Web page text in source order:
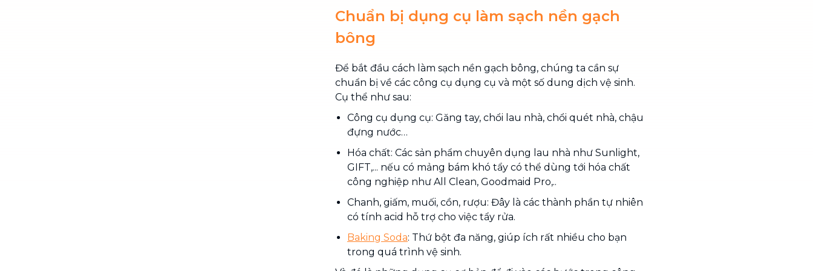
Chuẩn bị dụng cụ làm sạch nền gạch
bông
Để bắt đầu cách làm sạch nền gạch bông, chúng ta cần sự
chuẩn bị về các công cụ dụng cụ và một số dung dịch vệ sinh.
Cụ thể như sau:
Công cụ dụng cụ: Găng tay, chổi lau nhà, chổi quét nhà, chậu
đựng nước…
Hóa chất: Các sản phẩm chuyên dụng lau nhà như Sunlight,
GIFT,... nếu có mảng bám khó tẩy có thể dùng tới hóa chất
công nghiệp như All Clean, Goodmaid Pro,..
Chanh, giấm, muối, cồn, rượu: Đây là các thành phần tự nhiên
có tính acid hỗ trợ cho việc tẩy rửa.
Baking Soda: Thứ bột đa năng, giúp ích rất nhiều cho bạn
trong quá trình vệ sinh.